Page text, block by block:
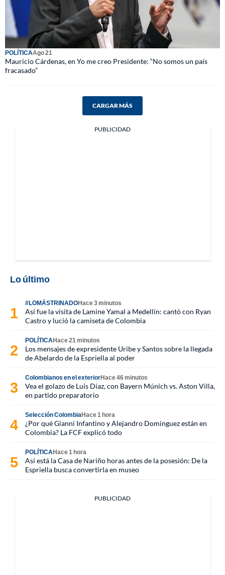
POLÍTICAAgo 21
Mauricio Cárdenas, en Yo me creo Presidente: “No somos un país
fracasado”
CARGAR MÁS
PUBLICIDAD
Lo último
#LOMÁSTRINADOHace 3 minutos
Así fue la visita de Lamine Yamal a Medellín: cantó con Ryan
Castro y lució la camiseta de Colombia
POLÍTICAHace 21 minutos
Los mensajes de expresidente Uribe y Santos sobre la llegada
de Abelardo de la Espriella al poder
Colombianos en el exteriorHace 46 minutos
Vea el golazo de Luis Díaz, con Bayern Múnich vs. Aston Villa,
en partido preparatorio
Selección ColombiaHace 1 hora
¿Por qué Gianni Infantino y Alejandro Domínguez están en
Colombia? La FCF explicó todo
POLÍTICAHace 1 hora
Así está la Casa de Nariño horas antes de la posesión: De la
Espriella busca convertirla en museo
PUBLICIDAD